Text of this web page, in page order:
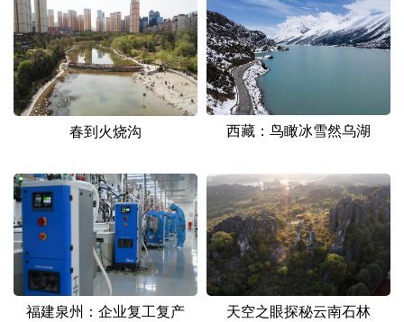
春到火烧沟 西藏：鸟瞰冰雪然乌湖
福建泉州：企业复工复产 天空之眼探秘云南石林